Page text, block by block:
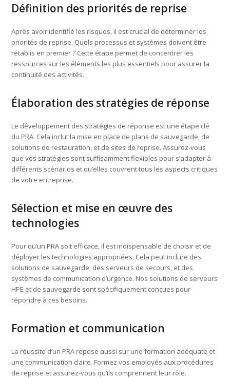
Définition des priorités de reprise
Après avoir identifié les risques, il est crucial de déterminer les
priorités de reprise. Quels processus et systèmes doivent être
rétablis en premier ? Cette étape permet de concentrer les
ressources sur les éléments les plus essentiels pour assurer la
continuité des activités.
Élaboration des stratégies de réponse
Le développement des stratégies de réponse est une étape clé
du PRA. Cela inclut la mise en place de plans de sauvegarde, de
solutions de restauration, et de sites de reprise. Assurez-vous
que vos stratégies sont suffisamment flexibles pour s’adapter à
différents scénarios et qu’elles couvrent tous les aspects critiques
de votre entreprise.
Sélection et mise en œuvre des
technologies
Pour qu’un PRA soit efficace, il est indispensable de choisir et de
déployer les technologies appropriées. Cela peut inclure des
solutions de sauvegarde, des serveurs de secours, et des
systèmes de communication d’urgence. Nos solutions de serveurs
HPE et de sauvegarde sont spécifiquement conçues pour
répondre à ces besoins.
Formation et communication
La réussite d’un PRA repose aussi sur une formation adéquate et
une communication claire. Formez vos employés aux procédures
de reprise et assurez-vous qu’ils comprennent leur rôle.